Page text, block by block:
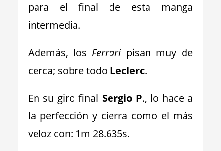
para el final de esta manga
intermedia.
Además, los Ferraripisan muy de
cerca; sobre todo Leclerc.
En su giro final Sergio P., lo hace a
la perfección y cierra como el más
veloz con: 1m 28.635s.